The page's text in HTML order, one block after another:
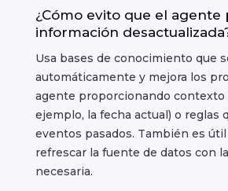
¿Cómo evito que el agente
información
Usa bases de conocimiento que
automáticamente y mejora los
agente proporcionando contexto
ejemplo, la fecha actual) o reglas
eventos pasados. También es
refrescar la fuente de datos con
necesaria.